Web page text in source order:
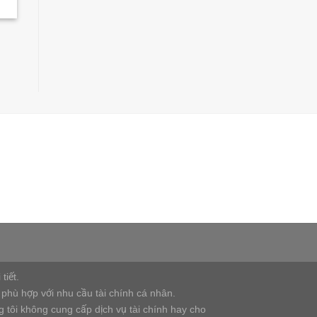
hợp với nhu cầu tài chính cá nhân.
không cung cấp dịch vụ tài chính hay cho